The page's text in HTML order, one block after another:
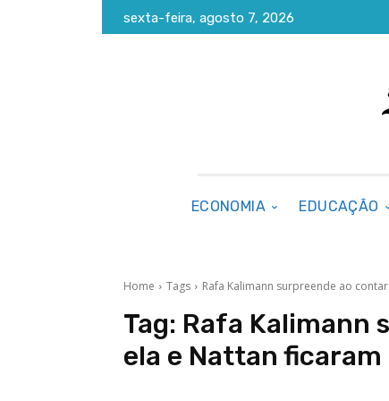
sexta-feira, agosto 7, 2026
ECONOMIA EDUCAÇÃO
Home Tags Rafa Kalimann surpreende ao
Tag: Rafa Kalimann
ela e Nattan